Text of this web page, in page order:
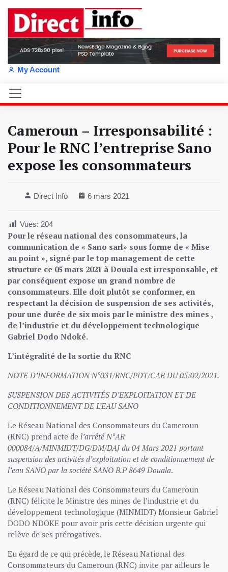
My Account
Cameroun – Irresponsabilité :
Pour le RNC l’entreprise Sano
expose les consommateurs
Direct Info 6 mars 2021
Vues: 204
Pour le réseau national des consommateurs, la
communication de « Sano sarl» sous forme de « Mise
au point », signé par le top management de cette
structure ce 05 mars 2021 à Douala est irresponsable, et
par conséquent expose un grand nombre de
consommateurs. Elle doit plutôt se conformer, en
respectant la décision de suspension de ses activités,
pour une durée de six mois par le ministre des mines ,
de l’industrie et du développement technologique
Gabriel Dodo Ndoké.
L’intégralité de la sortie du RNC
NOTE D’INFORMATION N°031/RNC/PDT/CAB DU 05/02/2021.
SUSPENSION DES ACTIVITÉS D’EXPLOITATION ET DE
CONDITIONNEMENT DE L’EAU SANO
Le Réseau National des Consommateurs du Cameroun
(RNC) prend acte de l’arrêté N°AR
000084/A/MINMIDT/DG/DM/DAJ du 04 Mars 2021 portant
suspension des activités d’exploitation et de conditionnement de
l’eau SANO par la société SANO B.P 8649 Douala.
Le Réseau National des Consommateurs du Cameroun
(RNC) félicite le Ministre des mines de l’industrie et du
développement technologique (MINMIDT) Monsieur Gabriel
DODO NDOKE pour avoir pris cette décision urgente qui
relève de ses prérogatives.
Eu égard de ce qui précède, le Réseau National des
Consommateurs du Cameroun (RNC) invite par ailleurs le